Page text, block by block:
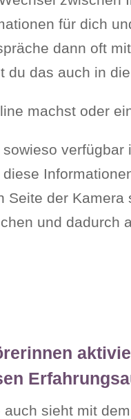
für dich
dann oft
das auch in
machst oder
der
und dadurch
sieht mit